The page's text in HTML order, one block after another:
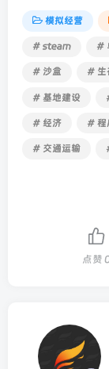
模拟经营
# steam #
# 沙盒 # 生
# 基地建设
# 经济 # 程
# 交通运输
点赞